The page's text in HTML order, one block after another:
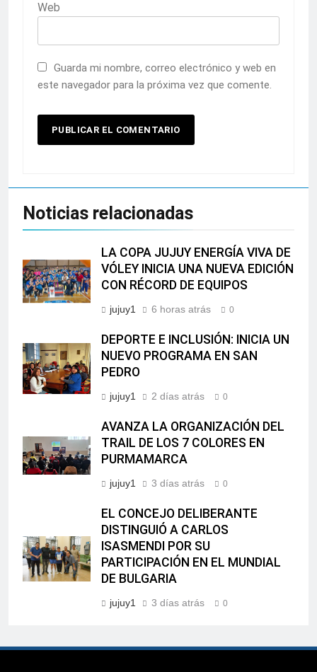
Web
Guarda mi nombre, correo electrónico y web en
este navegador para la próxima vez que comente.
Noticias relacionadas
LA COPA JUJUY ENERGÍA VIVA DE
VÓLEY INICIA UNA NUEVA EDICIÓN
CON RÉCORD DE EQUIPOS
jujuy1 6 horas atrás 0
DEPORTE E INCLUSIÓN: INICIA UN
NUEVO PROGRAMA EN SAN
PEDRO
jujuy1 2 días atrás 0
AVANZA LA ORGANIZACIÓN DEL
TRAIL DE LOS 7 COLORES EN
PURMAMARCA
jujuy1 3 días atrás 0
EL CONCEJO DELIBERANTE
DISTINGUIÓ A CARLOS
ISASMENDI POR SU
PARTICIPACIÓN EN EL MUNDIAL
DE BULGARIA
jujuy1 3 días atrás 0